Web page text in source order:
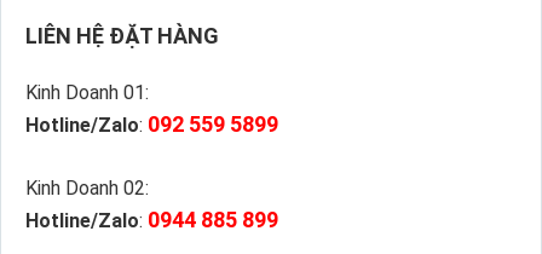
LIÊN HỆ ĐẶT HÀNG
Kinh Doanh 01:
Hotline/Zalo: 092 559 5899
Kinh Doanh 02:
Hotline/Zalo: 0944 885 899